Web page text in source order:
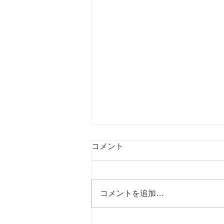
生地在庫一覧表を更新しまし
f6967c6910b1.usrfiles.com/ugd/2f
91ce_3b64d62942804dab94dfcd
コメント
コメントを追加…